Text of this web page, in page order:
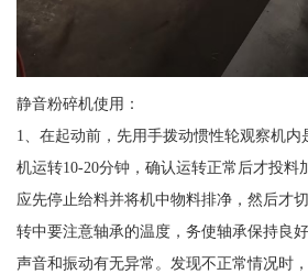
静音粉碎机使用：
1、在起动前，先用手拨动惯性轮观察机
机运转10-20分钟，确认运转正常后才投料
应先停止给料并将机中物料排净，然后才
转中要注意轴承的温度，务使轴承保持良
声音和振动有无异常。发现不正常情况时